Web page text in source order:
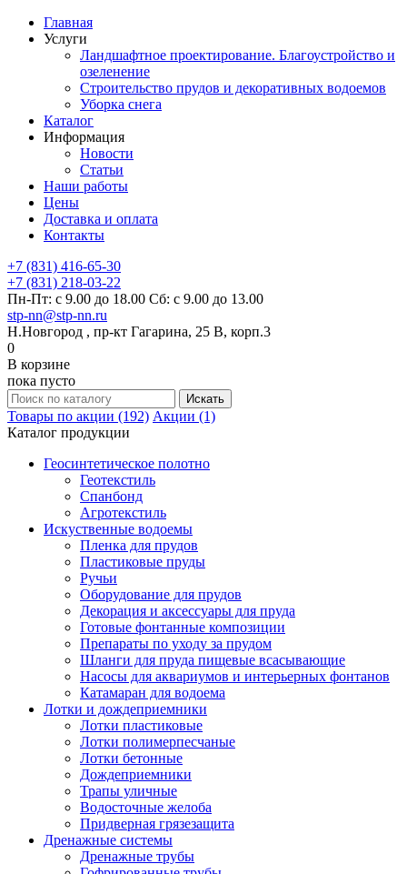
Главная
Услуги
Ландшафтное проектирование. Благоустройство и
озеленение
Строительство прудов и декоративных водоемов
Уборка снега
Каталог
Информация
Новости
Статьи
Наши работы
Цены
Доставка и оплата
Контакты
+7 (831) 416-65-30
+7 (831) 218-03-22
Пн-Пт: с 9.00 до 18.00 Сб: с 9.00 до 13.00
stp-nn@stp-nn.ru
Н.Новгород , пр-кт Гагарина, 25 В, корп.3
0
В корзине
пока пусто
Товары по акции (192) Акции (1)
Каталог продукции
Геосинтетическое полотно
Геотекстиль
Спанбонд
Агротекстиль
Искуственные водоемы
Пленка для прудов
Пластиковые пруды
Ручьи
Оборудование для прудов
Декорация и аксессуары для пруда
Готовые фонтанные композиции
Препараты по уходу за прудом
Шланги для пруда пищевые всасывающие
Насосы для аквариумов и интерьерных фонтанов
Катамаран для водоема
Лотки и дождеприемники
Лотки пластиковые
Лотки полимерпесчаные
Лотки бетонные
Дождеприемники
Трапы уличные
Водосточные желоба
Придверная грязезащита
Дренажные системы
Дренажные трубы